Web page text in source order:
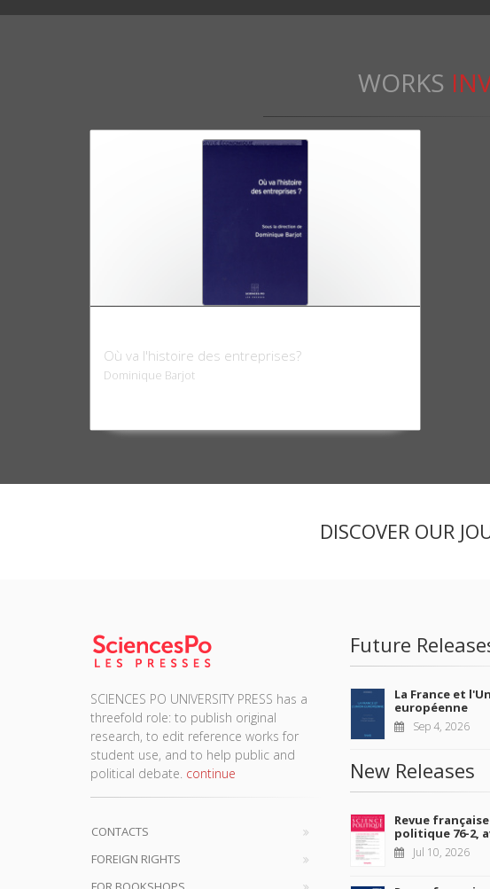
WORKS
Où va l'histoire des entreprises?
Dominique Barjot
DISCOVER OUR
SCIENCES PO UNIVERSITY PRESS has a
threefold role: to publish original
research, to edit reference works for
student use, and to help public and
political debate. continue
CONTACTS
FOREIGN RIGHTS
Future
La France et
européenne
Sep 4, 2026
New Releases
Revue
politique 76-2,
Jul 10, 2026